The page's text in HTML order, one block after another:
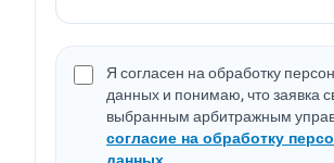
Я согласен на обработку
данных и понимаю, что заявка
выбранным арбитражным
согласие на обработку